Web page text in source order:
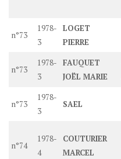
n°73
1978-
3
LOGET
PIERRE
n°73
1978-
3
FAUQUET
JOËL MARIE
n°73
1978-
3
SAEL
n°74
1978-
4
COUTURIER
MARCEL